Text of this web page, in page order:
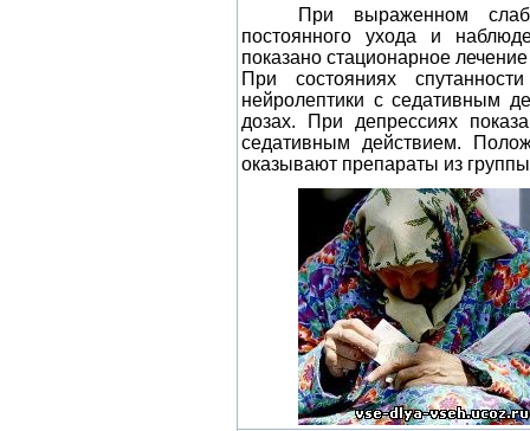
При выраженном
постоянного ухода и
показано стационарное
При состояниях
нейролептики с седативным
дозах. При депрессиях
седативным действием.
оказывают препараты из